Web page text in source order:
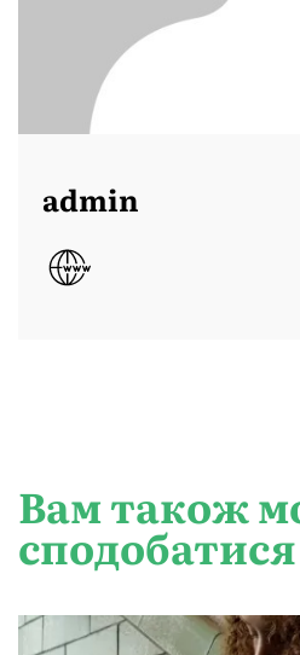
admin
Вам також
сподобатися